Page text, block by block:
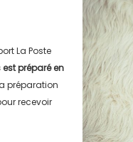
La Poste
est préparé en
préparation
recevoir